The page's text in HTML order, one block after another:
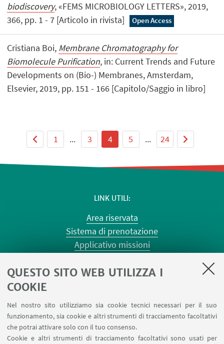
QUESTO SITO WEB UTILIZZA I
COOKIE
Nel nostro sito utilizziamo sia cookie tecnici necessari per il suo
funzionamento, sia cookie e altri strumenti di tracciamento facoltativi
che potrai attivare solo con il tuo consenso.
Cookie e altri strumenti di tracciamento facoltativi sono usati per
biodiscovery, «FEMS MICROBIOLOGY LETTERS», 2019,
366, pp. 1 - 7 [Articolo in rivista]
Open Access
Cristiana Boi, Membrane Chromatography for
Biomolecule Purification, in: Current Trends and Future
Developments on (Bio-) Membranes, Amsterdam,
Elsevier, 2019, pp. 151 - 166 [Capitolo/Saggio in libro]
1 ... 3 4 5 ... 24
LINK UTILI
Area riservata
Sistema di prenotazione
Applicativo missioni
Planner aule Terracini
Forms per sottomissione eventi/notizie
Carta dei servizi